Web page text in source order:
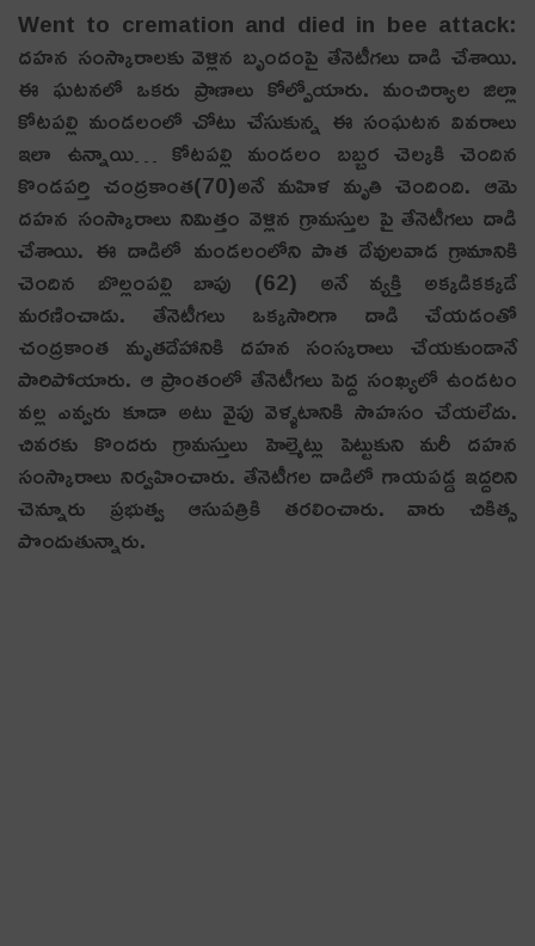
Went to cremation and died in bee attack:
ద‌హ‌న సంస్కారాల‌కు వెళ్లిన బృందంపై తేనెటీగ‌లు దాడి చేశాయి.
ఈ ఘ‌ట‌న‌లో ఒక‌రు ప్రాణాలు కోల్పోయారు. మంచిర్యాల జిల్లా
కోట‌ప‌ల్లి మండ‌లంలో చోటు చేసుకున్న ఈ సంఘ‌ట‌న వివ‌రాలు
ఇలా ఉన్నాయి… కోటపల్లి మండలం బబ్బర చెల్కకి చెందిన
కొండపర్తి చంద్రకాంత(70)అనే మహిళ మృతి చెందింది. ఆమె
దహన సంస్కారాలు నిమిత్తం వెళ్లిన గ్రామస్తుల పై తేనెటీగలు దాడి
చేశాయి. ఈ దాడిలో మండలంలోని పాత దేవులవాడ గ్రామానికి
చెందిన బొల్లంపల్లి బాపు (62) అనే వ్యక్తి అక్కడికక్కడే
మరణించాడు. తేనెటీగలు ఒక్కసారిగా దాడి చేయడంతో
చంద్రకాంత మృతదేహానికి దహన సంస్కరాలు చేయకుండానే
పారిపోయారు. ఆ ప్రాంతంలో తేనెటీగలు పెద్ద సంఖ్యలో ఉండటం
వల్ల ఎవ్వరు కూడా అటు వైపు వెళ్ళటానికి సాహసం చేయలేదు.
చివ‌ర‌కు కొందరు గ్రామ‌స్తులు హెల్మెట్లు పెట్టుకుని మ‌రీ ద‌హ‌న
సంస్కారాలు నిర్వ‌హించారు. తేనెటీగల దాడిలో గాయపడ్డ ఇద్దరిని
చెన్నూరు ప్రభుత్వ ఆసుపత్రికి తరలించారు. వారు చికిత్స
పొందుతున్నారు.